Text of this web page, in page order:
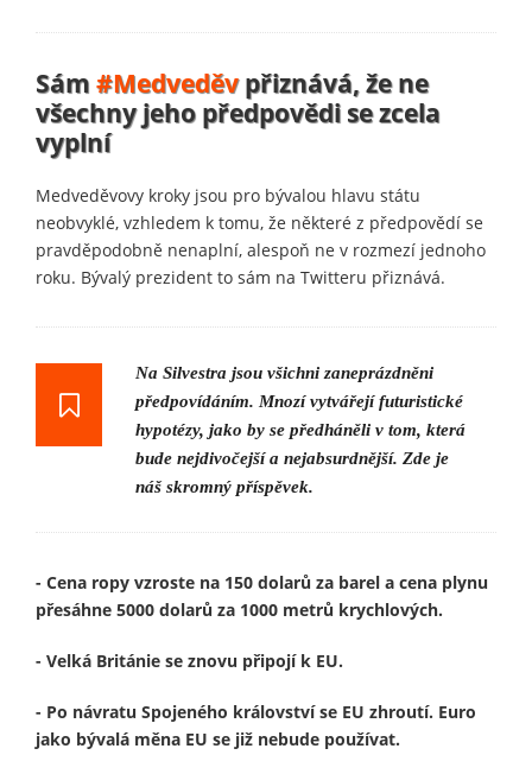
Sám #Medveděvpřiznává, že ne
všechny jeho předpovědi se zcela
vyplní
Medveděvovy kroky jsou pro bývalou hlavu státu
neobvyklé, vzhledem k tomu, že některé z předpovědí se
pravděpodobně nenaplní, alespoň ne v rozmezí jednoho
roku. Bývalý prezident to sám na Twitteru přiznává.
Na Silvestra jsou všichni zaneprázdněni
předpovídáním. Mnozí vytvářejí futuristické
hypotézy, jako by se předháněli v tom, která
bude nejdivočejší a nejabsurdnější. Zde je
náš skromný příspěvek.
- Cena ropy vzroste na 150 dolarů za barel a cena plynu
přesáhne 5000 dolarů za 1000 metrů krychlových.
- Velká Británie se znovu připojí k EU.
- Po návratu Spojeného království se EU zhroutí. Euro
jako bývalá měna EU se již nebude používat.